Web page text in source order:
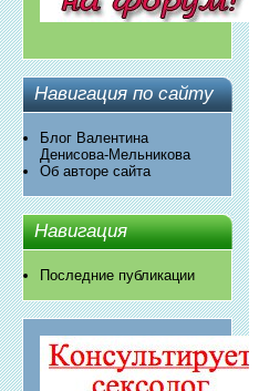
Навигация по сайту
Блог Валентина
Денисова-Мельникова
Об авторе сайта
Навигация
Последние публикации